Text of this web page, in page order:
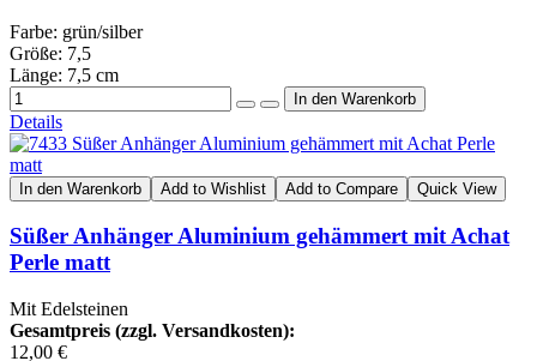
Farbe: grün/silber
Größe: 7,5
Länge: 7,5 cm
Details
In den Warenkorb Add to Wishlist Add to Compare Quick View
Süßer Anhänger Aluminium gehämmert mit Achat
Perle matt
Mit Edelsteinen
Gesamtpreis (zzgl. Versandkosten):
12,00 €